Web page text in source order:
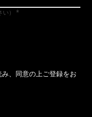
）
み、同意の上ご登録をお